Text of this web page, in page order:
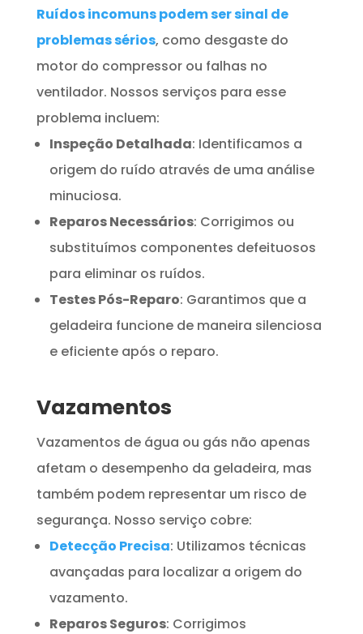
Ruídos incomuns podem ser sinal de
problemas sérios, como desgaste do
motor do compressor ou falhas no
ventilador. Nossos serviços para esse
problema incluem:
Inspeção Detalhada: Identificamos a
origem do ruído através de uma análise
minuciosa.
Reparos Necessários: Corrigimos ou
substituímos componentes defeituosos
para eliminar os ruídos.
Testes Pós-Reparo: Garantimos que a
geladeira funcione de maneira silenciosa
e eficiente após o reparo.
Vazamentos
Vazamentos de água ou gás não apenas
afetam o desempenho da geladeira, mas
também podem representar um risco de
segurança. Nosso serviço cobre:
Detecção Precisa: Utilizamos técnicas
avançadas para localizar a origem do
vazamento.
Reparos Seguros: Corrigimos